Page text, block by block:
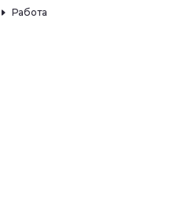
Работа